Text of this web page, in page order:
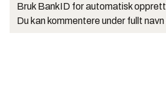
Bruk BankID for automatisk
Du kan kommentere under fullt